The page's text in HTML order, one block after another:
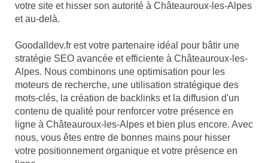
votre site et hisser son autorité à Châteauroux-les-Alpes
et au-delà.
Goodalldev.fr est votre partenaire idéal pour bâtir une
stratégie SEO avancée et efficiente à Châteauroux-les-
Alpes. Nous combinons une optimisation pour les
moteurs de recherche, une utilisation stratégique des
mots-clés, la création de backlinks et la diffusion d'un
contenu de qualité pour renforcer votre présence en
ligne à Châteauroux-les-Alpes et bien plus encore. Avec
nous, vous êtes entre de bonnes mains pour hisser
votre positionnement organique et votre présence en